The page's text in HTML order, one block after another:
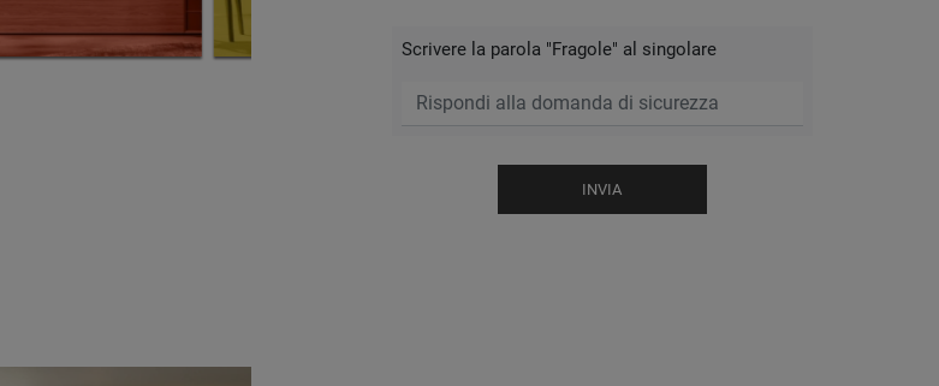
Scrivere la parola "Fragole" al singolare
INVIA